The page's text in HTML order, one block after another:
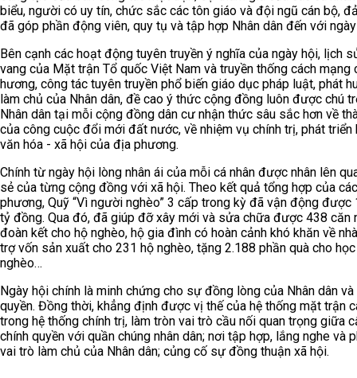
biểu, người có uy tín, chức sắc các tôn giáo và đội ngũ cán bộ,
đã góp phần động viên, quy tụ và tập hợp Nhân dân đến với
Bên cạnh các hoạt động tuyên truyền ý nghĩa của ngày hội, lịch
vang của Mặt trận Tổ quốc Việt Nam và truyền thống cách mạng
hương, công tác tuyên truyền phổ biến giáo dục pháp luật, phát
làm chủ của Nhân dân, đề cao ý thức cộng đồng luôn được chú
Nhân dân tại mỗi cộng đồng dân cư nhận thức sâu sắc hơn về
của công cuộc đổi mới đất nước, về nhiệm vụ chính trị, phát triển
văn hóa - xã hội của địa phương.
Chính từ ngày hội lòng nhân ái của mỗi cá nhân được nhân lên
sẻ của từng cộng đồng với xã hội. Theo kết quả tổng hợp của
phương, Quỹ “Vì người nghèo” 3 cấp trong kỳ đã vận động được
tỷ đồng. Qua đó, đã giúp đỡ xây mới và sửa chữa được 438 căn
đoàn kết cho hộ nghèo, hộ gia đình có hoàn cảnh khó khăn về
trợ vốn sản xuất cho 231 hộ nghèo, tặng 2.188 phần quà cho
nghèo…
Ngày hội chính là minh chứng cho sự đồng lòng của Nhân dân và
quyền. Đồng thời, khẳng định được vị thế của hệ thống mặt trận
trong hệ thống chính trị, làm tròn vai trò cầu nối quan trọng giữa
chính quyền với quần chúng nhân dân; nơi tập hợp, lắng nghe và
vai trò làm chủ của Nhân dân; củng cố sự đồng thuận xã hội.